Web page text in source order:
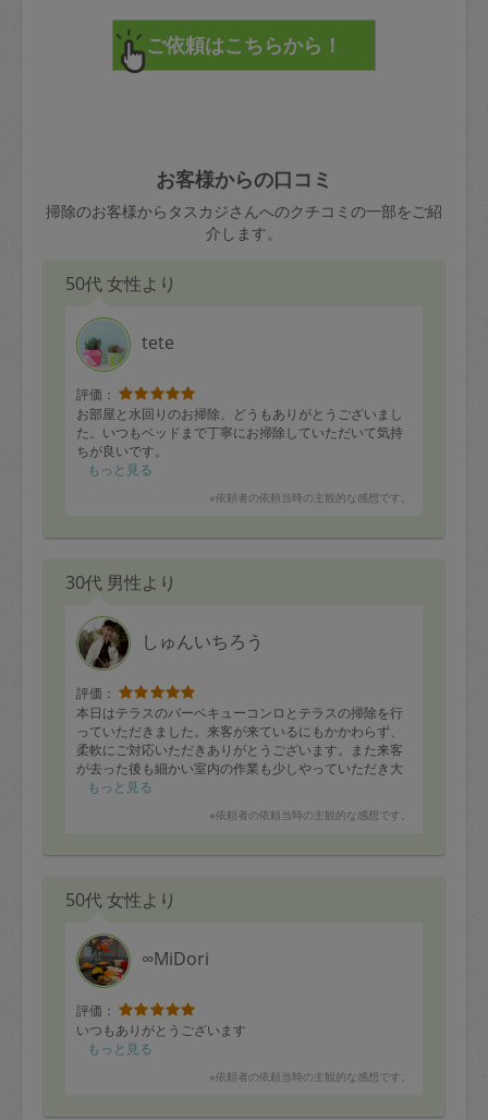
直前キャンセル料：
72時間前〜24時間前＝依頼料金の50%
依頼者不在による当日キャンセル＝依頼
金額の100%＋交通費全額
合、水曜日午前9時以降はキャンセル料が
発生
水曜日9時〜金曜日9時まで＝依頼料金の
50%
金曜日9時～土曜日8時まで＝依頼金額の
100%
土曜日8時〜実施時間＝依頼金額の100%
＋交通費全額
依頼者不在による当日キャンセル＝依頼
金額の100%＋交通費全額
2. 定期契約キャンセル（定期契約のみ）
定期契約をキャンセルする場合、毎週定
期は月2回まで隔週定期は月1回までキャ
ンセル料は発生しません。それ以上はキ
ャンセル料が発生します。
定期契約キャンセル料：
・1回につき1,200円※
・詳細ルールは、こちらを参照くださ
※キャンセル料金の設定について：
定期依頼1回（3時間）の金額とスポット
1回（3時間）依頼した場合の金額の差額
相当で料金設定されています。
みてください。
その後、一番気に入ったタスカジさんに
てください。
不在時に部屋に入るためにタスカジさん
きた場合は損害保険の対象外となるので
ご注意ください。
で、必ず鍵のかかるロッカーや金庫に入
れて依頼者の責任の元管理するよう心掛
けてください。
あわせてこちらも参照ください ： 初めて
利用します。注意しなくてはいけない点
はありますか？
お客様からの口コミ
掃除のお客様からタスカジさんへのクチコミの一部をご紹
介します。
50代 女性より
tete
評価：
お部屋と水回りのお掃除、どうもありがとうございまし
た。いつもベッドまで丁寧にお掃除していただいて気持
ちが良いです。
もっと見る
※依頼者の依頼当時の主観的な感想です。
30代 男性より
しゅんいちろう
評価：
本日はテラスのバーベキューコンロとテラスの掃除を行
っていただきました。来客が来ているにもかかわらず、
柔軟にご対応いただきありがとうございます。また来客
が去った後も細かい室内の作業も少しやっていただき大
変助かりました。おかげでバーベキューコンロがピカピ
ります。いつもありがとうございます。
もっと見る
※依頼者の依頼当時の主観的な感想です。
50代 女性より
∞MiDori
評価：
いつもありがとうございます
もっと見る
※依頼者の依頼当時の主観的な感想です。